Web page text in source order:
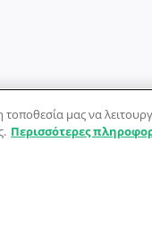
…καλοφαγάδες!
μας να
Περισσότερες